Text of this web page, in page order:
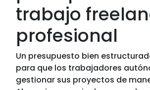
trabajo
profesional
Un presupuesto bien
para que los trabajadores
gestionar sus proyectos de